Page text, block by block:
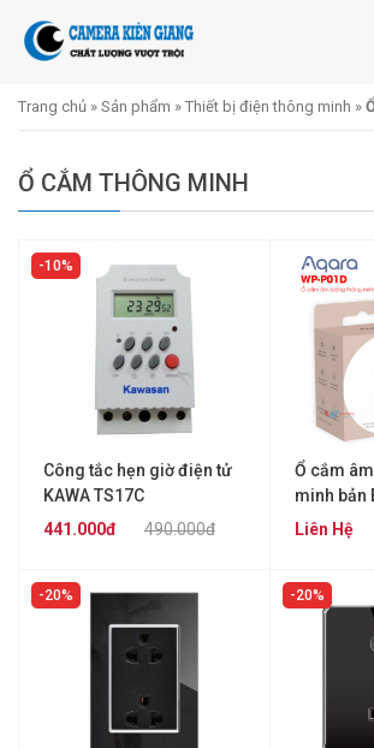
Trang chủ » Sản phẩm » Thiết bị điện thông minh »
Ổ CẮM THÔNG MINH
10%
Công tắc hẹn giờ điện tử
KAWA TS17C
490.000đ
441.000đ
Ổ cắm
minh bản
(WP-P01D)
Liên Hệ
20% 20%